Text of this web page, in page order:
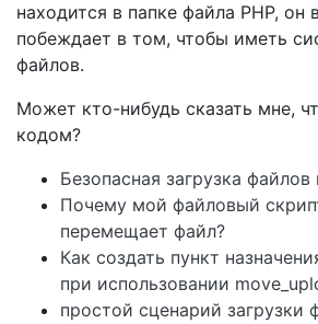
находится в папке файла PHP, он
побеждает в том, чтобы иметь
файлов.
Может кто-нибудь сказать мне,
кодом?
Безопасная загрузка
Почему мой файловый
перемещает файл?
Как создать пункт
при использовании
простой сценарий загрузки